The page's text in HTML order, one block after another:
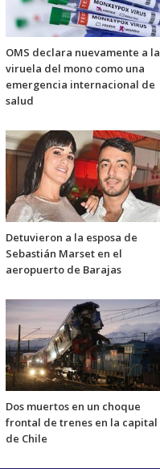
OMS declara nuevamente a la
viruela del mono como una
emergencia internacional de
salud
Detuvieron a la esposa de
Sebastián Marset en el
aeropuerto de Barajas
Dos muertos en un choque
frontal de trenes en la capital
de Chile